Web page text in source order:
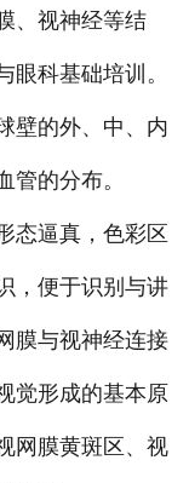
系我们
、视神经等结
眼科基础培训。
壁的外、中、内
管的分布。
逼真，色彩区
，便于识别与讲
膜与视神经连接
觉形成的基本原
网膜黄斑区、视